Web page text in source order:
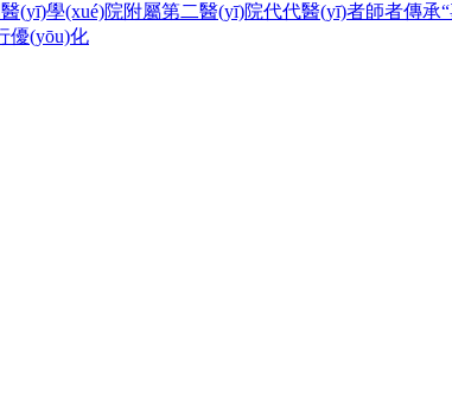
(yī)學(xué)院附屬第二醫(yī)院代代醫(yī)者師者傳承
優(yōu)化